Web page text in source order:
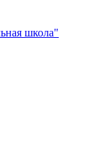
школа"